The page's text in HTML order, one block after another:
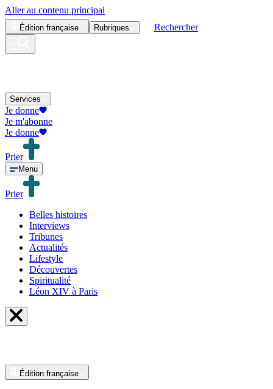
Aller au contenu principal
Édition française Rubriques Rechercher
Services
Je donne
Je m'abonne
Je donne
Prier
Menu
Prier
Belles histoires
Interviews
Tribunes
Actualités
Lifestyle
Découvertes
Spiritualité
Léon XIV à Paris
Édition française